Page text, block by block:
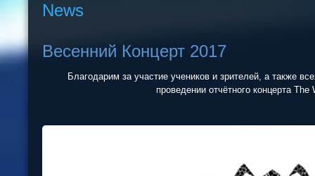
News
Весенний Концерт 2017
Благодарим за участие учеников и зрителей, а также
проведении отчётного концерта The